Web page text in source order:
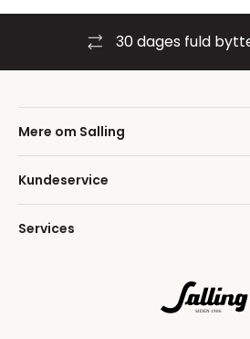
30 dages fuld
Mere om Salling
Kundeservice
Services